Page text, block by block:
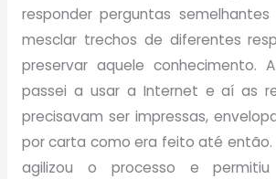
responder perguntas
mesclar trechos de diferentes
preservar aquele conhecimento.
passei a usar a Internet e aí as
precisavam ser impressas,
por carta como era feito até então.
agilizou o processo e